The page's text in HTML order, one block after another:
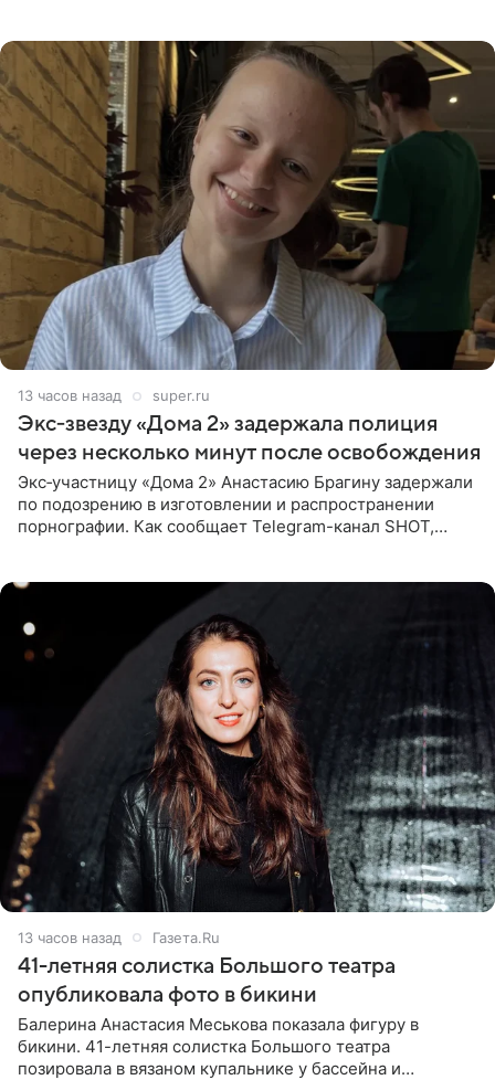
13 часов назад super.ru
Экс‑звезду «Дома 2» задержала полиция
через несколько минут после освобождения
Экс‑участницу «Дома 2» Анастасию Брагину задержали
по подозрению в изготовлении и распространении
порнографии. Как сообщает Telegram-канал SHOT,
13 часов назад Газета.Ru
41-летняя солистка Большого театра
опубликовала фото в бикини
Балерина Анастасия Меськова показала фигуру в
бикини. 41-летняя солистка Большого театра
позировала в вязаном купальнике у бассейна и